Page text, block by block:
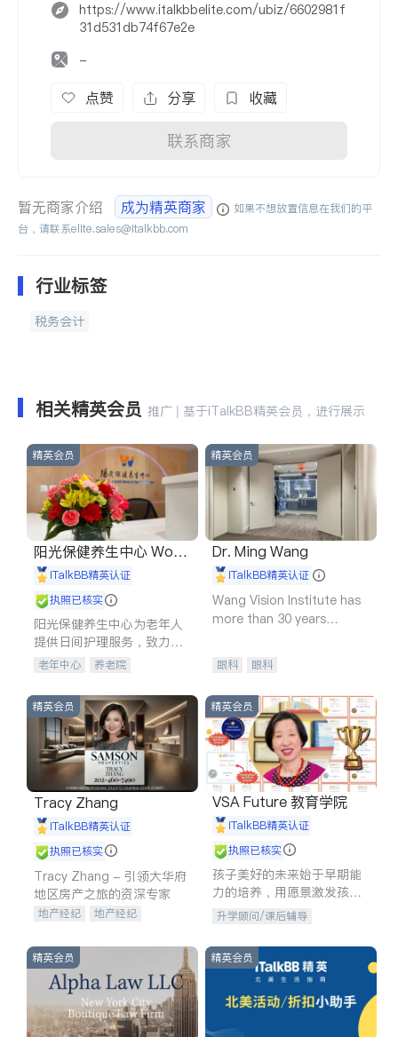
https://www.italkbbelite.com/ubiz/6602981f
31d531db74f67e2e
-
点赞 分享 收藏
联系商家
暂无商家介绍 成为精英商家
如果不想放置信息在我们的平
台，请联系elite.sales@italkbb.com
行业标签
税务会计
相关精英会员 推广 | 基于iTalkBB精英会员，进行展示
精英会员
阳光保健养生中心 World
shine
iTalkBB精英认证
执照已核实
阳光保健养生中心为老年人
提供日间护理服务，致力于
通过持续的护理创新来有效
老年中心 养老院
精英会员
Dr. Ming Wang
iTalkBB精英认证
Wang Vision Institute has
more than 30 years
眼科 眼科
精英会员
Tracy Zhang
iTalkBB精英认证
执照已核实
Tracy Zhang - 引领大华府
地区房产之旅的资深专家
地产经纪
地产经纪
商铺租售
精英会员
VSA Future 教育学院
iTalkBB精英认证
执照已核实
孩子美好的未来始于早期能
力的培养，用愿景激发孩子
的学习潜力和动力。理念：
拥有成长型心态是成功的基
石。
升学顾问/课后辅导
精英会员 精英会员